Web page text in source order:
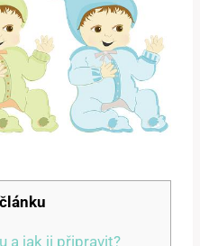
a jak ji připravit?